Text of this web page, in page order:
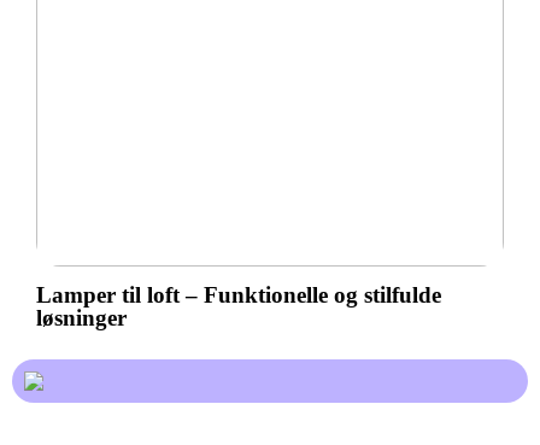
Lamper til loft – Funktionelle og stilfulde
løsninger